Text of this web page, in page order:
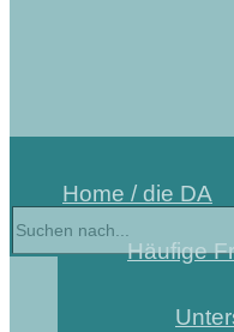
Home / die DA
Häufige